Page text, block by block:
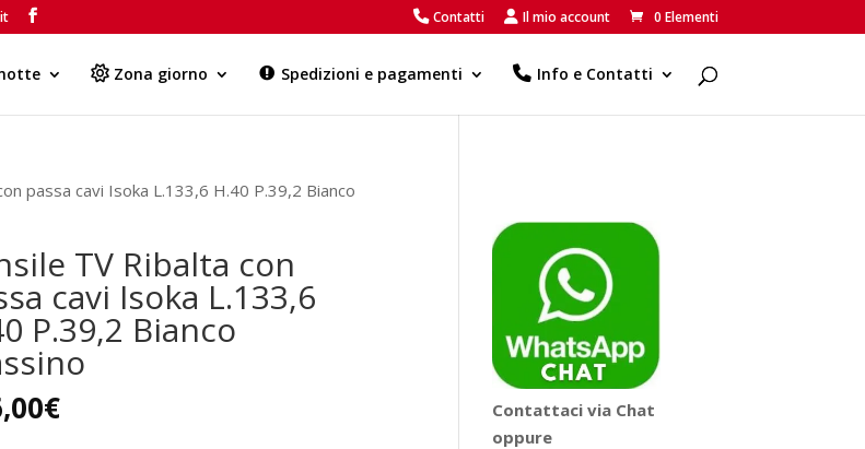
Contatti Il mio account 0 Elementi
Zona giorno Spedizioni e pagamenti Info e Contatti
Products
passa cavi Isoka L.133,6 H.40 P.39,2 Bianco
TV Ribalta con
cavi Isoka L.133,6
P.39,2 Bianco
€
Contattaci via Chat
oppure